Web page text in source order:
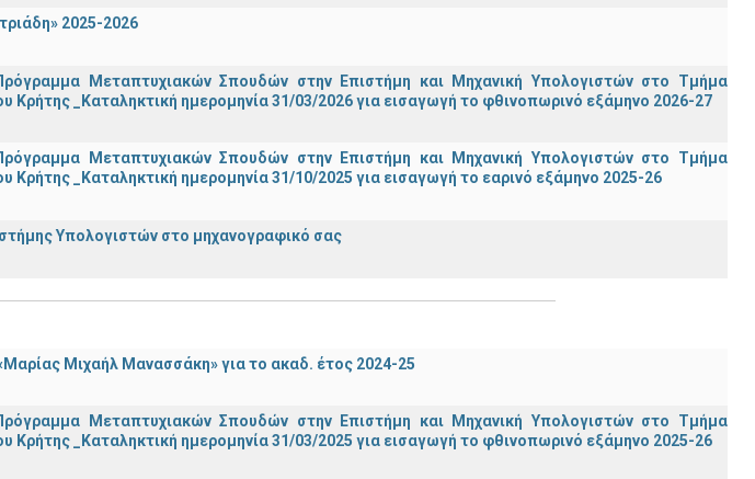
2025-2026
Μεταπτυχιακών Σπουδών στην Επιστήμη και Μηχανική Υπολογιστών στο Τμήμα
Κρήτης _Καταληκτική ημερομηνία 31/03/2026 για εισαγωγή το φθινοπωρινό εξάμηνο 2026-27
Μεταπτυχιακών Σπουδών στην Επιστήμη και Μηχανική Υπολογιστών στο Τμήμα
Κρήτης _Καταληκτική ημερομηνία 31/10/2025 για εισαγωγή το εαρινό εξάμηνο 2025-26
Υπολογιστών στο μηχανογραφικό σας
Μιχαήλ Μανασσάκη» για το ακαδ. έτος 2024-25
Μεταπτυχιακών Σπουδών στην Επιστήμη και Μηχανική Υπολογιστών στο Τμήμα
Κρήτης _Καταληκτική ημερομηνία 31/03/2025 για εισαγωγή το φθινοπωρινό εξάμηνο 2025-26